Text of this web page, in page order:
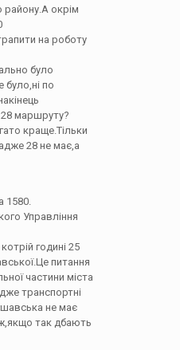
району.А окрім
на роботу
було
було,ні по
28 маршруту?
краще.Тільки
28 не має,а
1580.
Управління
годині 25
питання
частини міста
транспортні
не має
так дбають